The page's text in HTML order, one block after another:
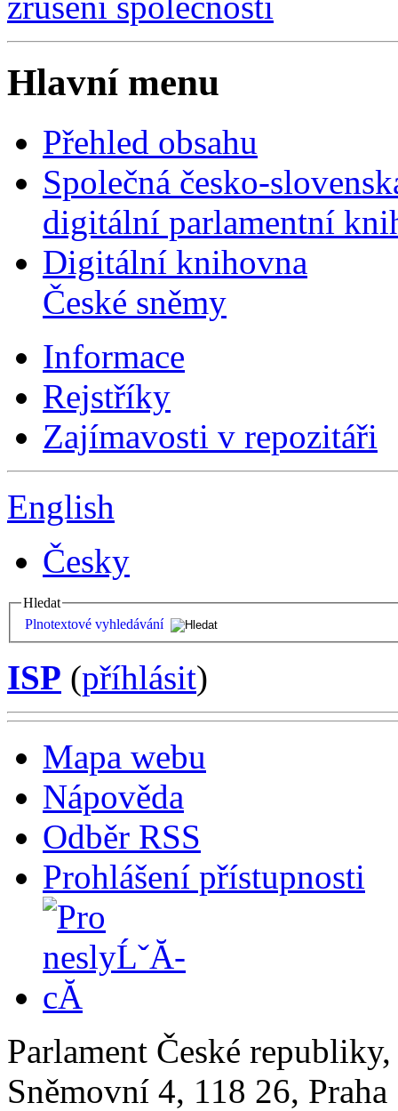
Hlavní menu
Přehled obsahu
Společná česko-
digitální parlamentní
Digitální knihovna
České sněmy
Informace
Rejstříky
Zajímavosti v repozitáři
English
Česky
Hledat
Plnotextové vyhledávání
ISP (příhlásit)
Mapa webu
Nápověda
Odběr RSS
Prohlášení přístupnosti
Parlament České
Sněmovní 4, 118 26,